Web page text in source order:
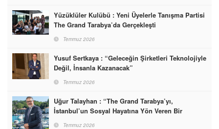
Yüzüklüler Kulübü : Yeni Üyelerle Tanışma Partisi
The Grand Tarabya’da Gerçekleşti
Temmuz 2026
Yusuf Sertkaya : “Geleceğin Şirketleri Teknolojiyle
Değil, İnsanla Kazanacak”
Temmuz 2026
Uğur Talayhan : “The Grand Tarabya’yı,
İstanbul’un Sosyal Hayatına Yön Veren Bir
Destinasyon Haline Getirmeyi Hedefliyorum”
Temmuz 2026